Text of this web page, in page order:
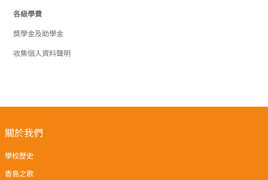
各級學費
獎學金及助學金
收集個人資料聲明
關於我們
學校歷史
香島之歌